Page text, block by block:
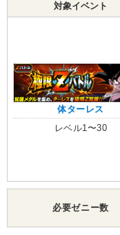
対象イベント
体ターレス
レベル1〜30
必要ゼニー数